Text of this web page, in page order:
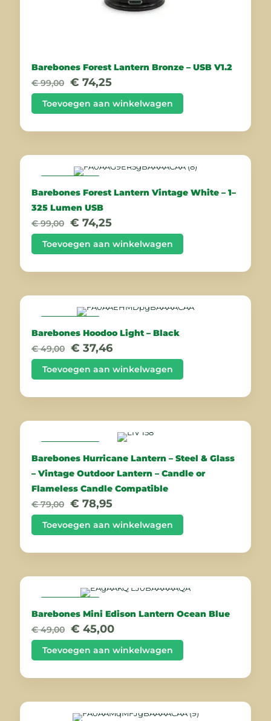
Barebones Forest Lantern Bronze – USB V1.2
€99,00 Oorspronkelijke
prijs
was:
€ 99,00.
€ 74,25Huidige
prijs
is:
€ 74,25.
Toevoegen aan winkelwagen
Barebones Forest Lantern Vintage White – 1–
325 Lumen USB
€99,00 Oorspronkelijke
prijs
was:
€ 99,00.
€ 74,25Huidige
prijs
is:
€ 74,25.
Toevoegen aan winkelwagen
Barebones Hoodoo Light – Black
€49,00 Oorspronkelijke
prijs
was:
€ 49,00.
€ 37,46Huidige
prijs
is:
€ 37,46.
Toevoegen aan winkelwagen
Barebones Hurricane Lantern – Steel & Glass
– Vintage Outdoor Lantern – Candle or
Flameless Candle Compatible
€79,00 Oorspronkelijke
prijs
was:
€ 79,00.
€ 78,95Huidige
prijs
is:
€ 78,95.
Toevoegen aan winkelwagen
Barebones Mini Edison Lantern Ocean Blue
€49,00 Oorspronkelijke
prijs
was:
€ 49,00.
€ 45,00Huidige
prijs
is:
€ 45,00.
Toevoegen aan winkelwagen